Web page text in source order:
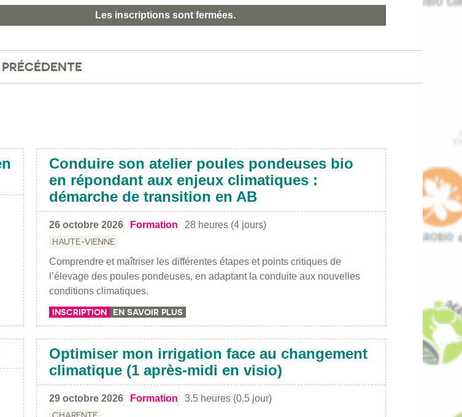
Les inscriptions sont fermées.
Conduire son atelier poules pondeuses bio
en répondant aux enjeux climatiques :
démarche de transition en AB
26 octobre 2026 Formation 28 heures (4 jours)
HAUTE-VIENNE
Comprendre et maîtriser les différentes étapes et points critiques de
l’élevage des poules pondeuses, en adaptant la conduite aux nouvelles
conditions climatiques.
INSCRIPTION EN SAVOIR PLUS
Optimiser mon irrigation face au changement
climatique (1 après-midi en visio)
29 octobre 2026 Formation 3.5 heures (0.5 jour)